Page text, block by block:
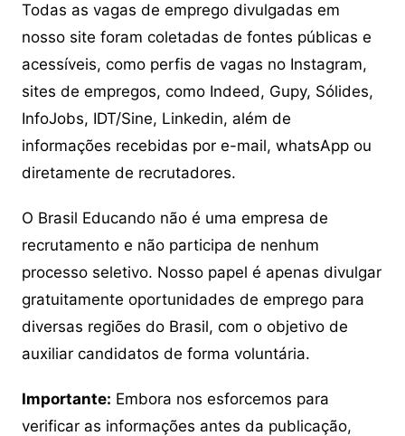
Todas as vagas de emprego divulgadas em
nosso site foram coletadas de fontes públicas e
acessíveis, como perfis de vagas no Instagram,
sites de empregos, como Indeed, Gupy, Sólides,
InfoJobs, IDT/Sine, Linkedin, além de
informações recebidas por e-mail, whatsApp ou
diretamente de recrutadores.
O Brasil Educando não é uma empresa de
recrutamento e não participa de nenhum
processo seletivo. Nosso papel é apenas divulgar
gratuitamente oportunidades de emprego para
diversas regiões do Brasil, com o objetivo de
auxiliar candidatos de forma voluntária.
Importante: Embora nos esforcemos para
verificar as informações antes da publicação,